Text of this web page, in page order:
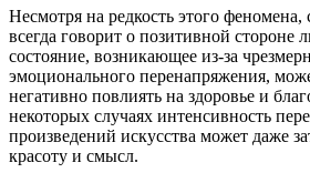
Несмотря на редкость этого
всегда говорит о позитивной стороне
состояние, возникающее из-за
эмоционального перенапряжения,
негативно повлиять на здоровье и
некоторых случаях интенсивность
произведений искусства может даже
красоту и смысл.